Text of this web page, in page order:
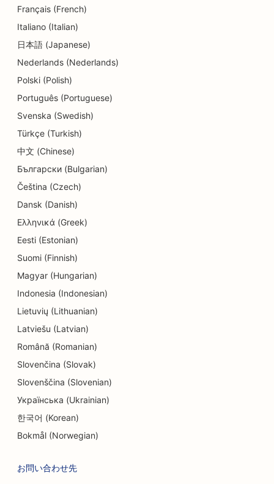
Français (French)
Italiano (Italian)
日本語 (Japanese)
Nederlands (Nederlands)
Polski (Polish)
Português (Portuguese)
Svenska (Swedish)
Türkçe (Turkish)
中文 (Chinese)
Български (Bulgarian)
Čeština (Czech)
Dansk (Danish)
Ελληνικά (Greek)
Eesti (Estonian)
Suomi (Finnish)
Magyar (Hungarian)
Indonesia (Indonesian)
Lietuvių (Lithuanian)
Latviešu (Latvian)
Română (Romanian)
Slovenčina (Slovak)
Slovenščina (Slovenian)
Українська (Ukrainian)
한국어 (Korean)
Bokmål (Norwegian)
お問い合わせ先